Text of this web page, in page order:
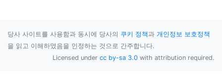
당사 사이트를 사용함과 동시에 당사의 쿠키 정책과 개인정보 보호정책
을 읽고 이해하였음을 인정하는 것으로 간주합니다.
Licensed under cc by-sa 3.0 with attribution required.